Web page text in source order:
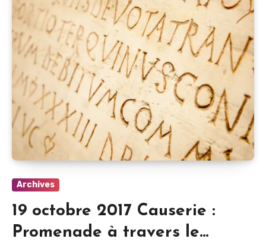
Archives
19 octobre 2017 Causerie :
Promenade à travers le